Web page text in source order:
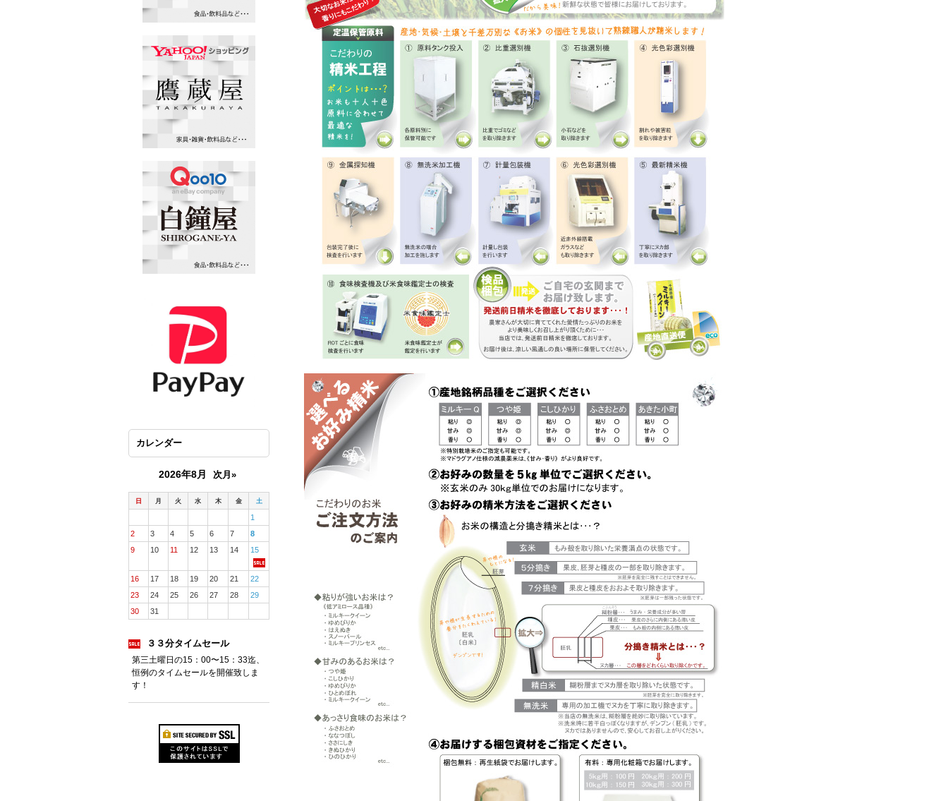
カレンダー
2026年8月 次月»
日 月 火 水 木 金 土
1
2
3 4 5 6 7
8
9
10 11 12 13 14 15
16 17 18 19 20 21
22
23
24 25 26 27 28
29
30
31
３３分タイムセール
第三土曜日の15：00〜15：33迄、
恒例のタイムセールを開催致しま
す！